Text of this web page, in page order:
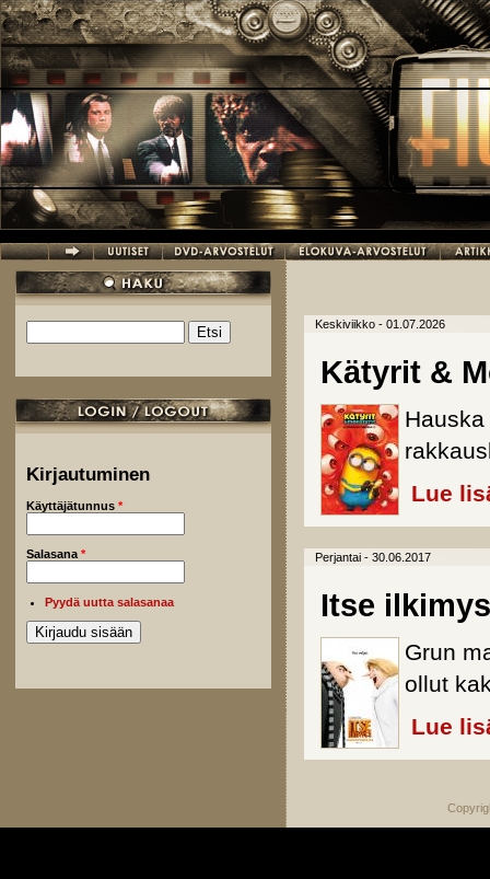
Hyppää pääsisältöön
Hakulomake
Kirjautuminen
Käyttäjätunnus *
Salasana *
Pyydä uutta salasanaa
Keskiviikko - 01.07.2026
Kätyrit &
Lue
Perjantai - 30.06.2017
Itse
Grun
ollut
Lue